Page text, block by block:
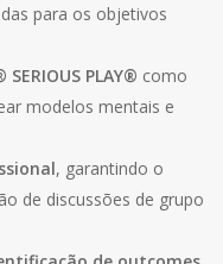
para os objetivos
PLAY® como
modelos mentais e
, garantindo o
de discussões de grupo